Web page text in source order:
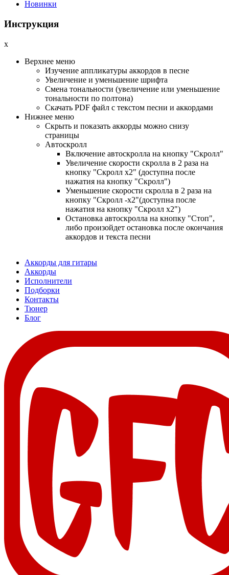
Новинки
Инструкция
x
Верхнее меню
Изучение аппликатуры аккордов в песне
Увеличение и уменьшение шрифта
Смена тональности (увеличение или уменьшение
тональности по полтона)
Cкачать PDF файл с текстом песни и аккордами
Нижнее меню
Скрыть и показать аккорды можно снизу
страницы
Автоскролл
Включение автоскролла на кнопку "Скролл"
Увеличение скорости скролла в 2 раза на
кнопку "Скролл x2" (доступна после
нажатия на кнопку "Скролл")
Уменьшение скорости скролла в 2 раза на
кнопку "Скролл -x2"(доступна после
нажатия на кнопку "Скролл x2")
Остановка автоскролла на кнопку "Стоп",
либо произойдет остановка после окончания
аккордов и текста песни
Аккорды для гитары
Аккорды
Исполнители
Подборки
Контакты
Тюнер
Блог